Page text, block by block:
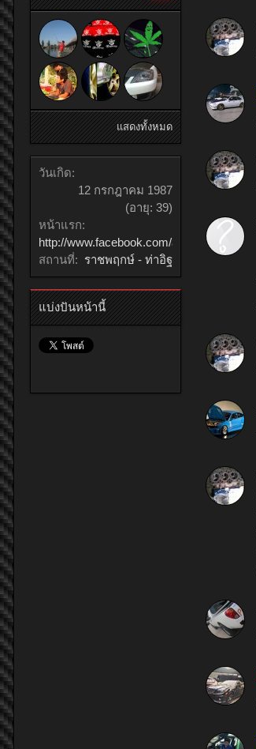
แสดงทั้งหมด
วันเกิด:
12 กรกฎาคม 1987
(อายุ: 39)
หน้าแรก:
http://www.facebook.com/amizpanda
สถานที่: ราชพฤกษ์ - ท่าอิฐ
แบ่งปันหน้านี้